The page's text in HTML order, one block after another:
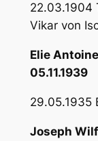
22.03.1904
Vikar von
Elie Antoine
05.11.1939
29.05.1935
Joseph